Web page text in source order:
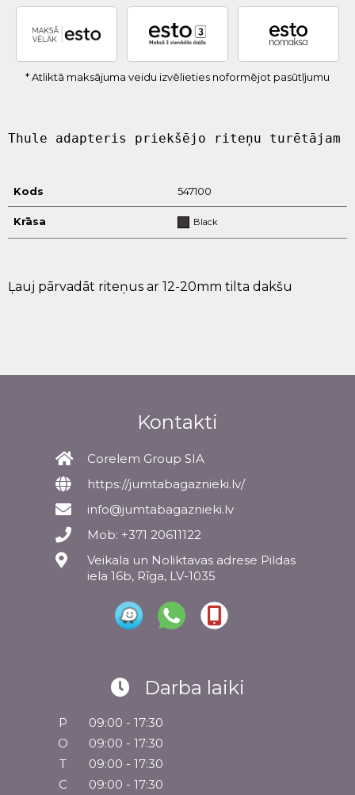
* Atliktā maksājuma veidu izvēlieties noformējot pasūtījumu
Thule adapteris priekšējo riteņu turētājam
Kods 547100
Krāsa Black
Ļauj pārvadāt riteņus ar 12-20mm tilta dakšu
Kontakti
Corelem Group SIA
https://jumtabagaznieki.lv/
info@jumtabagaznieki.lv
Mob: +371 20611122
Veikala un Noliktavas adrese Pildas
iela 16b, Rīga, LV-1035
Darba laiki
P
09:00 - 17:30
O
09:00 - 17:30
T
09:00 - 17:30
C
09:00 - 17:30